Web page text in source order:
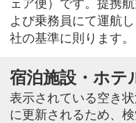
ェア便）です。提携
よび乗務員にて運航
社の基準に則ります。
宿泊施設・ホテ
表示されている空き
に更新されるため、